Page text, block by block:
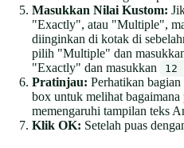
Masukkan Nilai Kustom:
"Exactly", atau "Multiple",
diinginkan di kotak di
pilih "Multiple" dan
"Exactly" dan masukkan
12
Pratinjau: Perhatikan
box untuk melihat bagaimana
memengaruhi tampilan teks
Klik OK: Setelah puas